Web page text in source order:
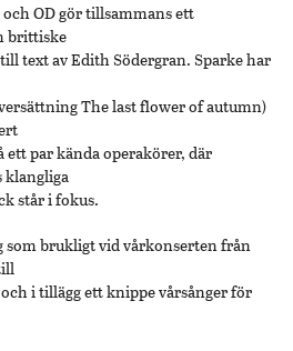
OD gör tillsammans ett
brittiske
text av Edith Södergran. Sparke har
The last flower of autumn)
ett par kända operakörer, där
klangliga
står i fokus.
som brukligt vid vårkonserten från
i tillägg ett knippe vårsånger för